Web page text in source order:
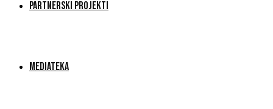
PARTNERSKI PROJEKTI
MEDIATEKA